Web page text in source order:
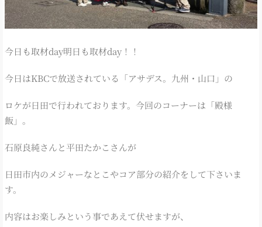
今日も取材day明日も取材day！！
今日はKBCで放送されている「アサデス。九州・山口」の
ロケが日田で行われております。今回のコーナーは「殿様
飯」。
石原良純さんと平田たかこさんが
日田市内のメジャーなとこやコア部分の紹介をして下さいま
す。
内容はお楽しみという事であえて伏せますが、